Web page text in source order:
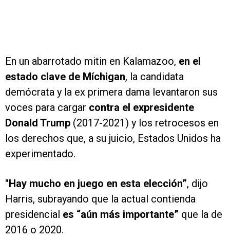
En un abarrotado mitin en Kalamazoo, en el
estado clave de Míchigan, la candidata
demócrata y la ex primera dama levantaron sus
voces para cargar contra el expresidente
Donald Trump (2017-2021) y los retrocesos en
los derechos que, a su juicio, Estados Unidos ha
experimentado.
"Hay mucho en juego en esta elección”, dijo
Harris, subrayando que la actual contienda
presidencial es “aún más importante” que la de
2016 o 2020.